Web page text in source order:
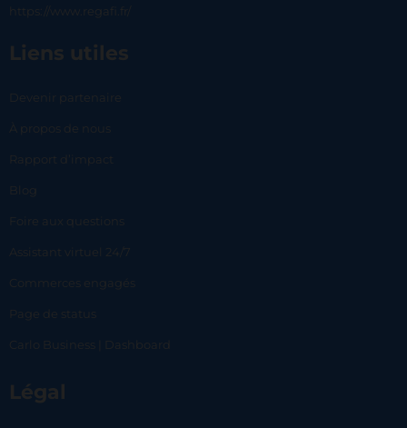
https://www.regafi.fr/
Liens utiles
Devenir partenaire
À propos de nous
Rapport d’impact
Blog
Foire aux questions
Assistant virtuel 24/7
Commerces engagés
Page de status
Carlo Business | Dashboard
Légal